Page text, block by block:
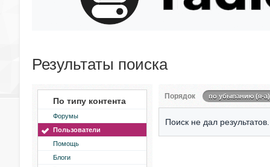
Результаты поиска
По типу контента
Форумы
Пользователи
Помощь
Блоги
Порядок по убыванию (я-а)
Поиск не дал результатов.